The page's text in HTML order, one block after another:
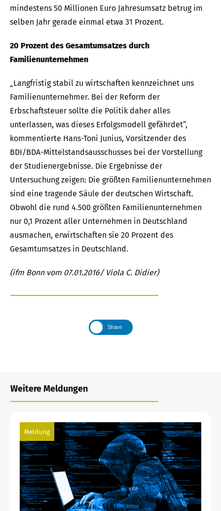
mindestens 50 Millionen Euro Jahresumsatz betrug im
selben Jahr gerade einmal etwa 31 Prozent.
20 Prozent des Gesamtumsatzes durch
Familienunternehmen
„Langfristig stabil zu wirtschaften kennzeichnet uns
Familienunternehmer. Bei der Reform der
Erbschaftsteuer sollte die Politik daher alles
unterlassen, was dieses Erfolgsmodell gefährdet“,
kommentierte Hans-Toni Junius, Vorsitzender des
BDI/BDA-Mittelstandsausschusses bei der Vorstellung
der Studienergebnisse. Die Ergebnisse der
Untersuchung zeigen: Die größten Familienunternehmen
sind eine tragende Säule der deutschen Wirtschaft.
Obwohl die rund 4.500 größten Familienunternehmen
nur 0,1 Prozent aller Unternehmen in Deutschland
ausmachen, erwirtschaften sie 20 Prozent des
Gesamtumsatzes in Deutschland.
(ifm Bonn vom 07.01.2016/ Viola C. Didier)
Share
Weitere Meldungen
Meldung